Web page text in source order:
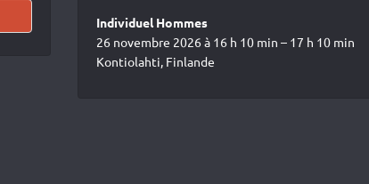
Individuel Hommes
26 novembre 2026 à 16 h 10 min – 17 h 10 min
Kontiolahti, Finlande